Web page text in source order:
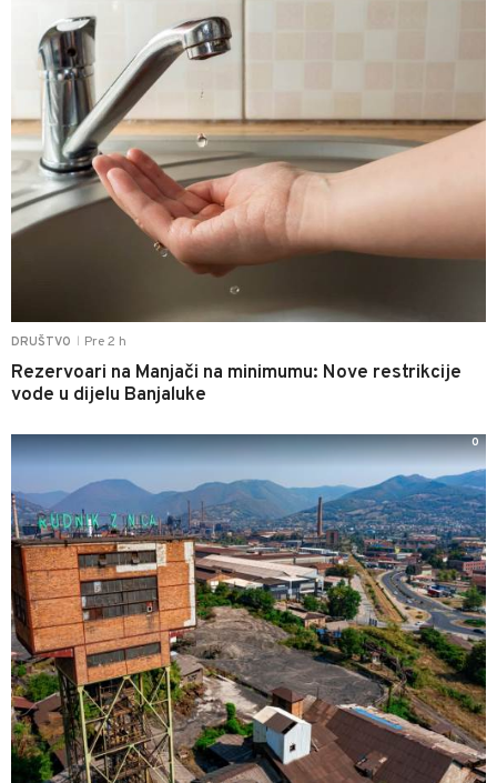
DRUŠTVO Pre 2 h
Rezervoari na Manjači na minimumu: Nove restrikcije
vode u dijelu Banjaluke
0